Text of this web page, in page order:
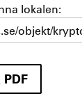
lokalen:
objekt/
PDF